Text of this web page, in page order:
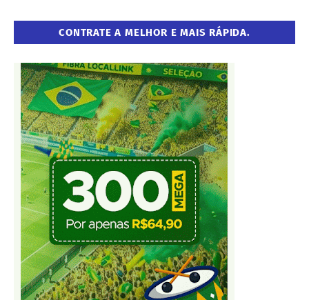
CONTRATE A MELHOR E MAIS RÁPIDA.